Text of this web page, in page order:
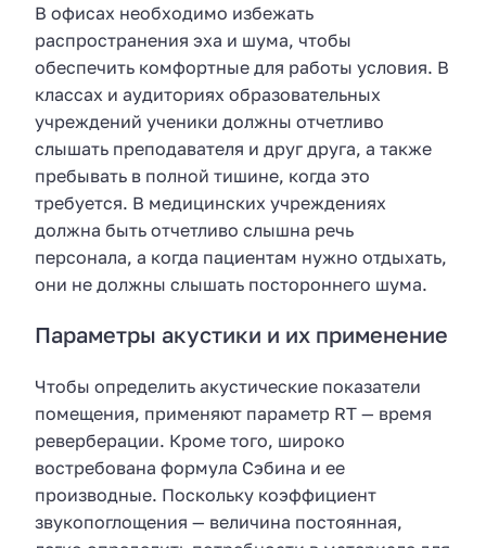
В офисах необходимо избежать
распространения эха и шума, чтобы
обеспечить комфортные для работы условия. В
классах и аудиториях образовательных
учреждений ученики должны отчетливо
слышать преподавателя и друг друга, а также
пребывать в полной тишине, когда это
требуется. В медицинских учреждениях
должна быть отчетливо слышна речь
персонала, а когда пациентам нужно отдыхать,
они не должны слышать постороннего шума.
Параметры акустики и их применение
Чтобы определить акустические показатели
помещения, применяют параметр RT — время
реверберации. Кроме того, широко
востребована формула Сэбина и ее
производные. Поскольку коэффициент
звукопоглощения — величина постоянная,